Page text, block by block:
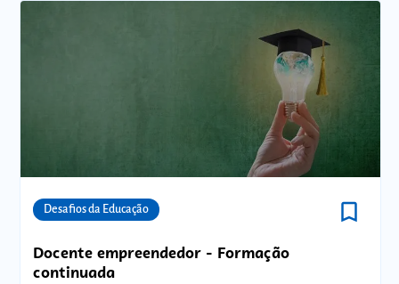
Desafios da Educação bookmark_border
Docente empreendedor - Formação
continuada